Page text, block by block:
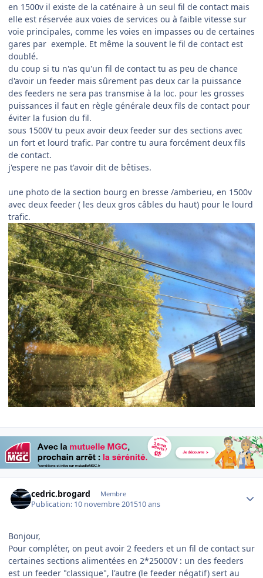
en 1500v il existe de la caténaire à un seul fil de contact mais
elle est réservée aux voies de services ou à faible vitesse sur
voie principales, comme les voies en impasses ou de certaines
gares par exemple. Et même la souvent le fil de contact est
doublé.
du coup si tu n'as qu'un fil de contact tu as peu de chance
d'avoir un feeder mais sûrement pas deux car la puissance
des feeders ne sera pas transmise à la loc. pour les grosses
puissances il faut en règle générale deux fils de contact pour
éviter la fusion du fil.
sous 1500V tu peux avoir deux feeder sur des sections avec
un fort et lourd trafic. Par contre tu aura forcément deux fils
de contact.
j'espere ne pas t'avoir dit de bêtises.
une photo de la section bourg en bresse /amberieu, en 1500v
avec deux feeder ( les deux gros câbles du haut) pour le lourd
trafic.
cedric.brogard Membre
Publication: 10 novembre 201510 ans
Bonjour,
Pour compléter, on peut avoir 2 feeders et un fil de contact sur
certaines sections alimentées en 2*25000V : un des feeders
est un feeder "classique", l'autre (le feeder négatif) sert au